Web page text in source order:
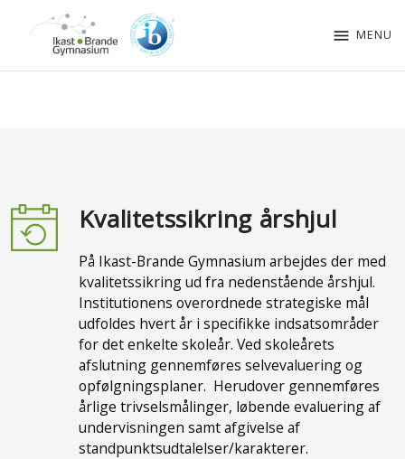
menu MENU
Kvalitetssikring årshjul
På Ikast-Brande Gymnasium arbejdes der med
kvalitetssikring ud fra nedenstående årshjul.
Institutionens overordnede strategiske mål
udfoldes hvert år i specifikke indsatsområder
for det enkelte skoleår. Ved skoleårets
afslutning gennemføres selvevaluering og
opfølgningsplaner. Herudover gennemføres
årlige trivselsmålinger, løbende evaluering af
undervisningen samt afgivelse af
standpunktsudtalelser/karakterer.